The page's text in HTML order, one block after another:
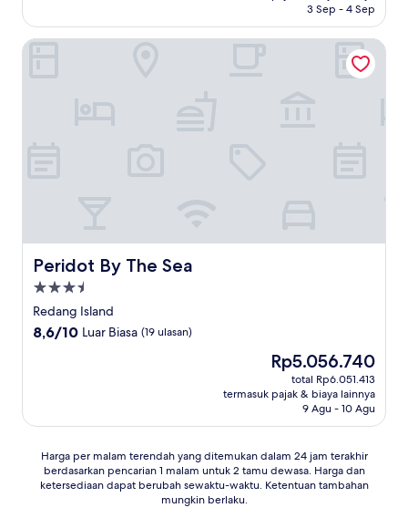
3 Sep - 4 Sep
Peridot By The Sea
Peridot By The Sea
Properti
bintang
3.5
Redang Island
8.6
ulasan)
8,6/10 Luar Biasa (19 ulasan)
Harga
sekarang
Rp5.056.740
Rp5.056.740
total Rp6.051.413
termasuk pajak & biaya lainnya
9 Agu - 10 Agu
Peridot By The Sea
Harga
malam
Harga per malam terendah yang ditemukan dalam 24 jam terakhir
berdasarkan pencarian 1 malam untuk 2 tamu dewasa. Harga dan
ketersediaan dapat berubah sewaktu-waktu. Ketentuan tambahan
mungkin berlaku.